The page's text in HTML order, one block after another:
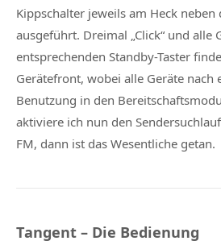
Kippschalter jeweils am Heck neben
ausgeführt. Dreimal „Click“ und alle
entsprechenden Standby-Taster
Gerätefront, wobei alle Geräte nach
Benutzung in den
aktiviere ich nun den
FM, dann ist das Wesentliche getan.
Tangent – Die Bedienung